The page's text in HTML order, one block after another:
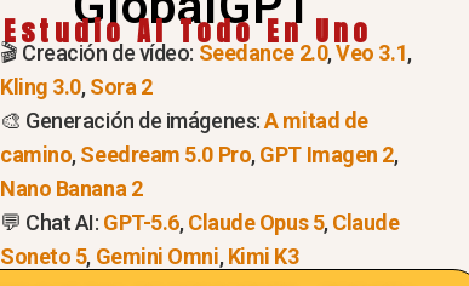
Estudio AI Todo En Uno
🎬 Creación de vídeo: Seedance 2.0,Veo 3.1,
Kling 3.0,Sora 2
🎨 Generación de imágenes:A mitad de
camino,Seedream 5.0 Pro,GPT Imagen 2,
Nano Banana 2
💬 Chat AI: GPT-5.6,Claude Opus 5,Claude
Soneto 5, Gemini Omni,Kimi K3